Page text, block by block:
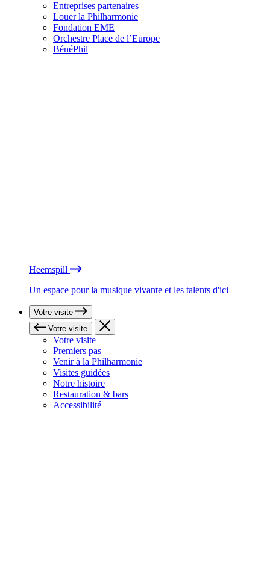
Entreprises partenaires
Louer la Philharmonie
Fondation EME
Orchestre Place de l’Europe
BénéPhil
Heemspill
Un espace pour la musique vivante et les talents d'ici
Votre visite
Votre visite
Votre visite
Premiers pas
Venir à la Philharmonie
Visites guidées
Notre histoire
Restauration & bars
Accessibilité